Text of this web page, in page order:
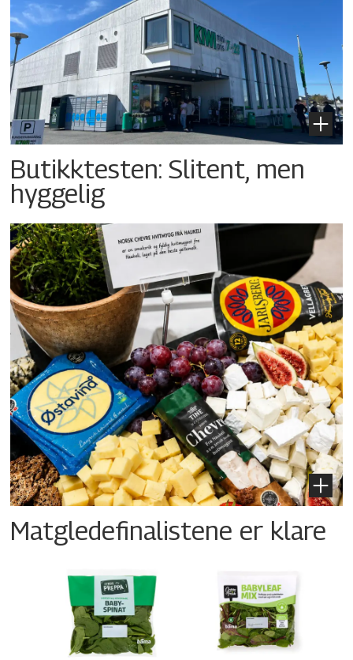
Butikktesten: Slitent, men
hyggelig
Matgledefinalistene er klare